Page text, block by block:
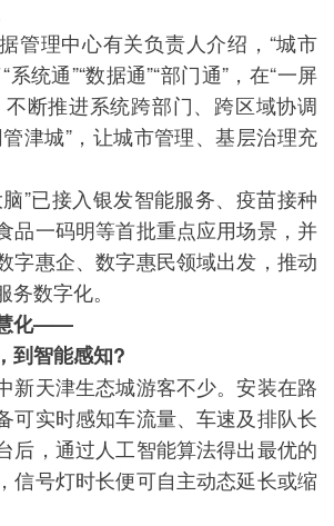
理中心有关负责人介绍，“城市
统通”“数据通”“部门通”，在“一屏
不断推进系统跨部门、跨区域协调
津城”，让城市管理、基层治理充
已接入银发智能服务、疫苗接种
品一码明等首批重点应用场景，并
字惠企、数字惠民领域出发，推动
数字化。
化——
智能感知?
天津生态城游客不少。安装在路
可实时感知车流量、车速及排队长
后，通过人工智能算法得出最优的
信号灯时长便可自主动态延长或缩